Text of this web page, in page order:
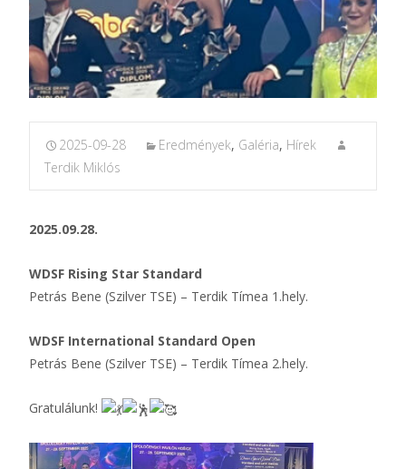
2025-09-28 Eredmények, Galéria, Hírek
Terdik Miklós
2025.09.28.
WDSF Rising Star Standard
Petrás Bene (Szilver TSE) – Terdik Tímea 1.hely.
WDSF International Standard Open
Petrás Bene (Szilver TSE) – Terdik Tímea 2.hely.
Gratulálunk!